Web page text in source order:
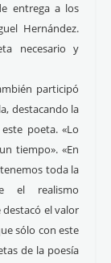
entrega a los
Hernández.
necesario y
participó
destacando la
poeta. «Lo
tiempo». «En
toda la
el realismo
el valor
sólo con este
de la poesía